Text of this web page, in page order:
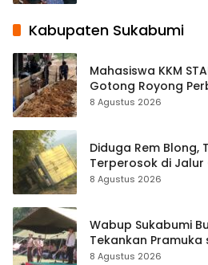
Kabupaten Sukabumi
Mahasiswa KKM
Gotong Royong
Majelis Ta’lim di
8 Agustus 2026
Diduga Rem Blong,
Terperosok di Jalur
Palabuhanratu
8 Agustus 2026
Wabup Sukabumi
Tekankan
Pembentukan
8 Agustus 2026